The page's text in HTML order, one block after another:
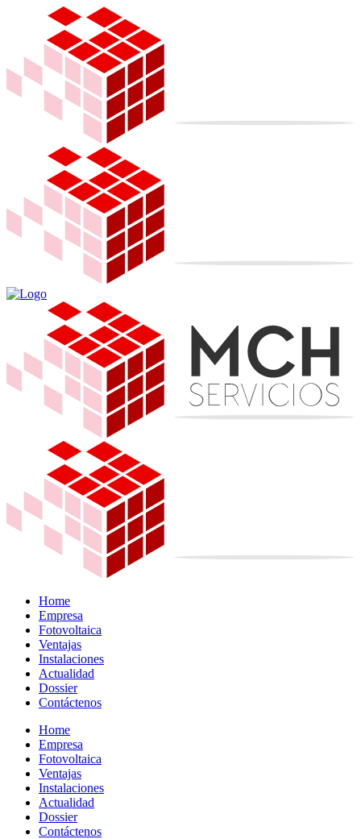
Home
Empresa
Fotovoltaica
Ventajas
Instalaciones
Actualidad
Dossier
Contáctenos
Home
Empresa
Fotovoltaica
Ventajas
Instalaciones
Actualidad
Dossier
Contáctenos